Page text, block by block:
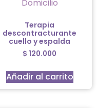
Terapia
descontracturante
cuello y espalda
$ 120.000
Añadir al carrito